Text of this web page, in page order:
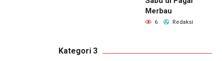
Merbau
6 Redaksi
Kategori 3